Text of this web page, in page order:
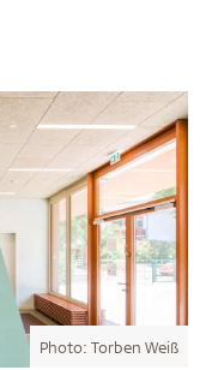
Photo: Torben Weiß